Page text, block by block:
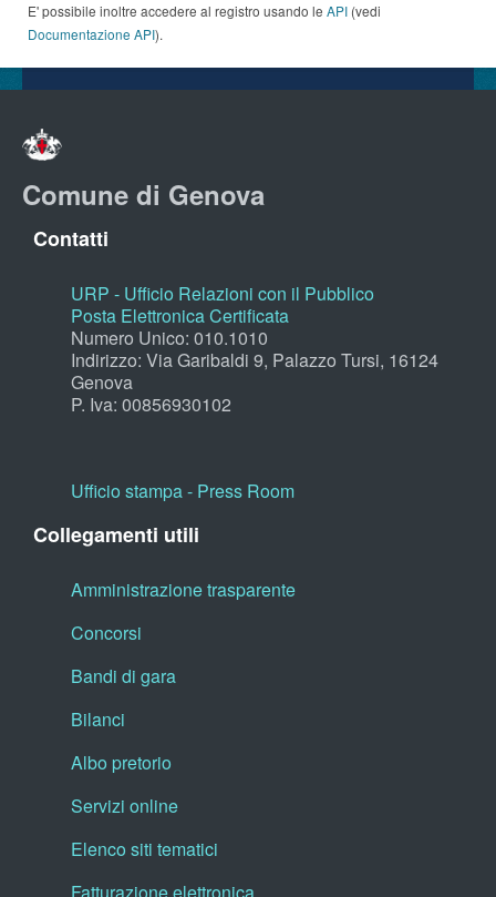
E' possibile inoltre accedere al registro usando le API (vedi
Documentazione API).
Comune di Genova
Contatti
URP - Ufficio Relazioni con il Pubblico
Posta Elettronica Certificata
Numero Unico: 010.1010
Indirizzo: Via Garibaldi 9, Palazzo Tursi, 16124
Genova
P. Iva: 00856930102
Ufficio stampa - Press Room
Collegamenti utili
Amministrazione trasparente
Concorsi
Bandi di gara
Bilanci
Albo pretorio
Servizi online
Elenco siti tematici